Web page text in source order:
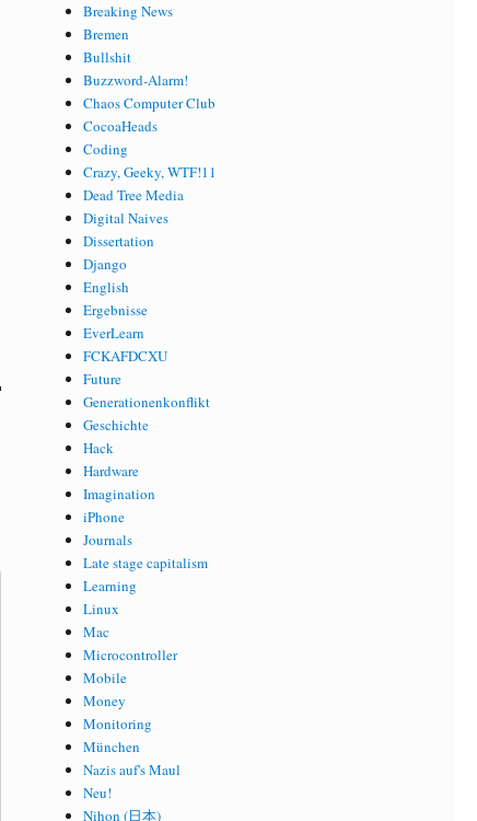
Breaking News
Bremen
Bullshit
Buzzword-Alarm!
Chaos Computer Club
CocoaHeads
Coding
Crazy, Geeky, WTF!11
Dead Tree Media
Digital Naives
Dissertation
Django
English
Ergebnisse
EverLearn
FCKAFDCXU
Future
Generationenkonflikt
Geschichte
Hack
Hardware
Imagination
iPhone
Journals
Late stage capitalism
Learning
Linux
Mac
Microcontroller
Mobile
Money
Monitoring
München
Nazis auf's Maul
Neu!
Nihon (日本)